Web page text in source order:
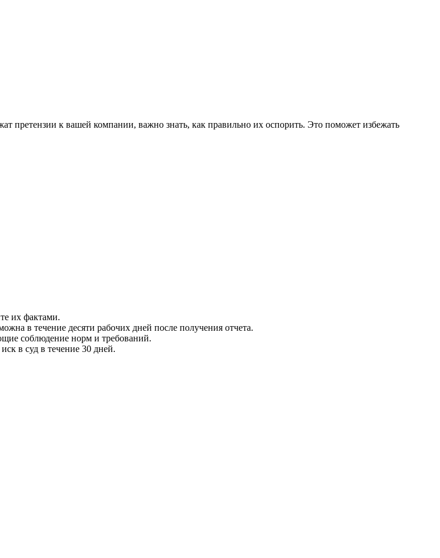
претензии к вашей компании, важно знать, как правильно их оспорить. Это поможет избежать
их фактами.
в течение десяти рабочих дней после получения отчета.
соблюдение норм и требований.
в суд в течение 30 дней.